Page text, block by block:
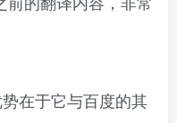
在于它与百度的其